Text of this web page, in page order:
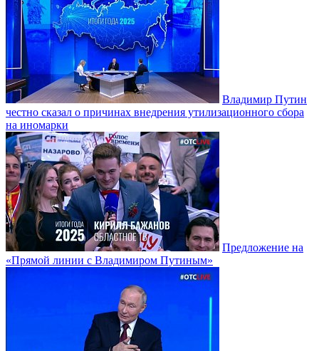
Владимир Путин
честно сказал о причинах внедрения утилизационного сбора
на иномарки
Предложение на
«Прямой линии с Владимиром Путиным»